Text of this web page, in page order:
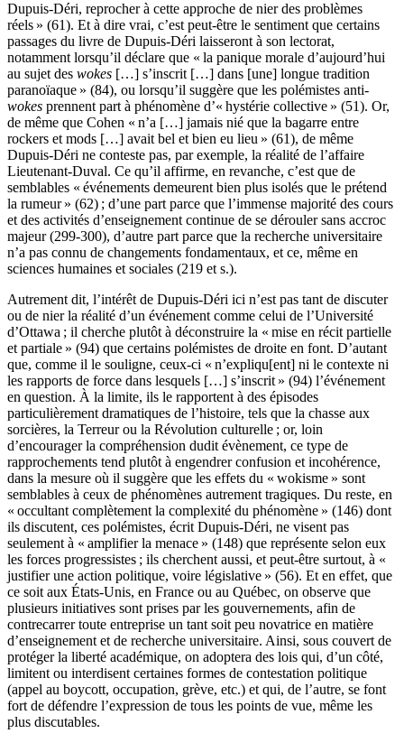
Dupuis-Déri, reprocher à cette approche de nier des problèmes
réels » (61). Et à dire vrai, c’est peut-être le sentiment que certains
passages du livre de Dupuis-Déri laisseront à son lectorat,
notamment lorsqu’il déclare que « la panique morale d’aujourd’hui
au sujet des wokes […] s’inscrit […] dans [une] longue tradition
paranoïaque » (84), ou lorsqu’il suggère que les polémistes anti-
wokes prennent part à phénomène d’« hystérie collective » (51). Or,
de même que Cohen « n’a […] jamais nié que la bagarre entre
rockers et mods […] avait bel et bien eu lieu » (61), de même
Dupuis-Déri ne conteste pas, par exemple, la réalité de l’affaire
Lieutenant-Duval. Ce qu’il affirme, en revanche, c’est que de
semblables « événements demeurent bien plus isolés que le prétend
la rumeur » (62) ; d’une part parce que l’immense majorité des cours
et des activités d’enseignement continue de se dérouler sans accroc
majeur (299-300), d’autre part parce que la recherche universitaire
n’a pas connu de changements fondamentaux, et ce, même en
sciences humaines et sociales (219 et s.).
Autrement dit, l’intérêt de Dupuis-Déri ici n’est pas tant de discuter
ou de nier la réalité d’un événement comme celui de l’Université
d’Ottawa ; il cherche plutôt à déconstruire la « mise en récit partielle
et partiale » (94) que certains polémistes de droite en font. D’autant
que, comme il le souligne, ceux-ci « n’expliqu[ent] ni le contexte ni
les rapports de force dans lesquels […] s’inscrit » (94) l’événement
en question. À la limite, ils le rapportent à des épisodes
particulièrement dramatiques de l’histoire, tels que la chasse aux
sorcières, la Terreur ou la Révolution culturelle ; or, loin
d’encourager la compréhension dudit évènement, ce type de
rapprochements tend plutôt à engendrer confusion et incohérence,
dans la mesure où il suggère que les effets du « wokisme » sont
semblables à ceux de phénomènes autrement tragiques. Du reste, en
« occultant complètement la complexité du phénomène » (146) dont
ils discutent, ces polémistes, écrit Dupuis-Déri, ne visent pas
seulement à « amplifier la menace » (148) que représente selon eux
les forces progressistes ; ils cherchent aussi, et peut-être surtout, à «
justifier une action politique, voire législative » (56). Et en effet, que
ce soit aux États-Unis, en France ou au Québec, on observe que
plusieurs initiatives sont prises par les gouvernements, afin de
contrecarrer toute entreprise un tant soit peu novatrice en matière
d’enseignement et de recherche universitaire. Ainsi, sous couvert de
protéger la liberté académique, on adoptera des lois qui, d’un côté,
limitent ou interdisent certaines formes de contestation politique
(appel au boycott, occupation, grève, etc.) et qui, de l’autre, se font
fort de défendre l’expression de tous les points de vue, même les
plus discutables.